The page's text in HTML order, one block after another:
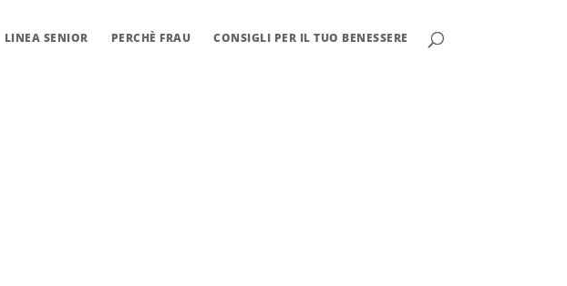
LINEA SENIOR PERCHÈ FRAU CONSIGLI PER IL TUO BENESSERE